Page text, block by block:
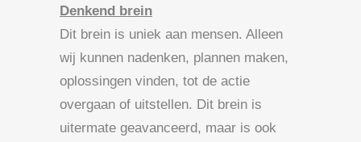
Denkend brein
Dit brein is uniek aan mensen. Alleen
wij kunnen nadenken, plannen maken,
oplossingen vinden, tot de actie
overgaan of uitstellen. Dit brein is
uitermate geavanceerd, maar is ook